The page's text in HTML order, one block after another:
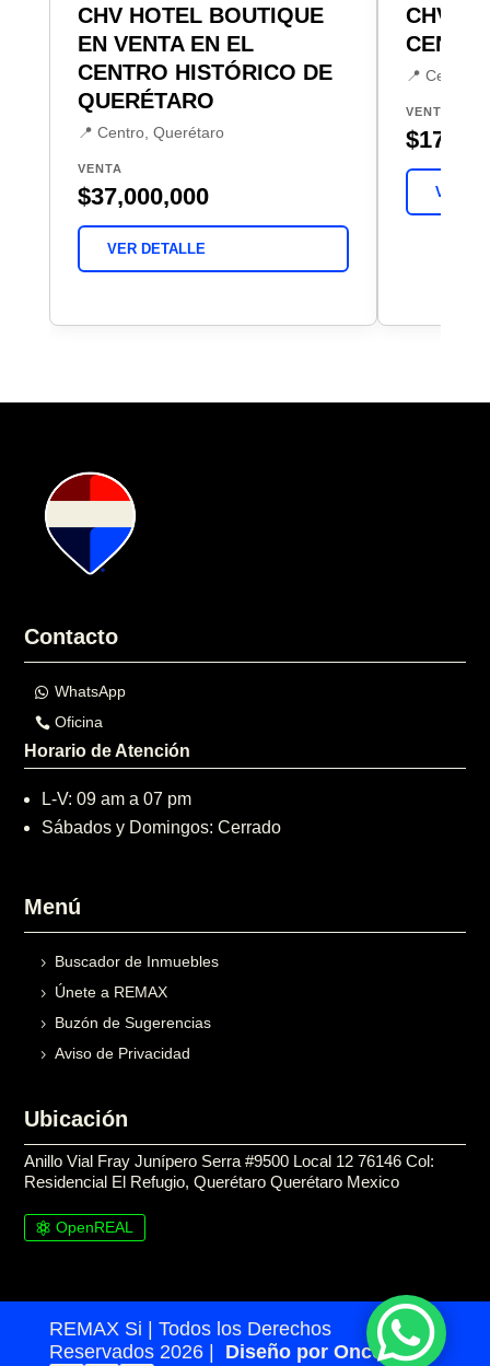
CHV HOTEL BOUTIQUE
EN VENTA EN EL
CENTRO HISTÓRICO DE
QUERÉTARO
📍 Centro, Querétaro
VENTA
$37,000,000
VER DETALLE
CHV
📍 Centro,
VENTA
VER
Contacto
WhatsApp
Oficina
Horario de Atención
L-V: 09 am a 07 pm
Sábados y Domingos: Cerrado
Menú
Buscador de Inmuebles
Únete a REMAX
Buzón de Sugerencias
Aviso de Privacidad
Ubicación
Anillo Vial Fray Junípero Serra #9500 Local 12 76146 Col:
Residencial El Refugio, Querétaro Querétaro Mexico
OpenREAL
REMAX Si | Todos los Derechos
Reservados 2026 | Diseño por Once24